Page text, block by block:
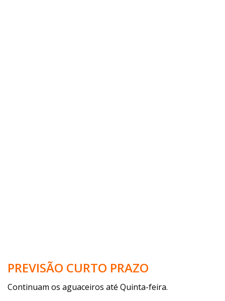
PREVISÃO CURTO PRAZO
Continuam os aguaceiros até Quinta-feira.